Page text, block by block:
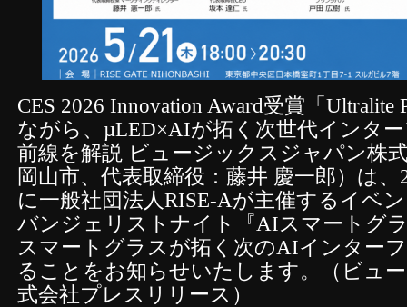
CES 2026 Innovation Award受賞「
ながら、µLED×AIが拓く次世代インタ
前線を解説 ビュージックスジャパン株
岡山市、代表取締役：藤井 慶一郎）は、
に一般社団法人RISE-Aが主催するイベ
バンジェリストナイト『AIスマートグ
スマートグラスが拓く次のAIインター
ることをお知らせいたします。（ビュ
式会社プレスリリース）